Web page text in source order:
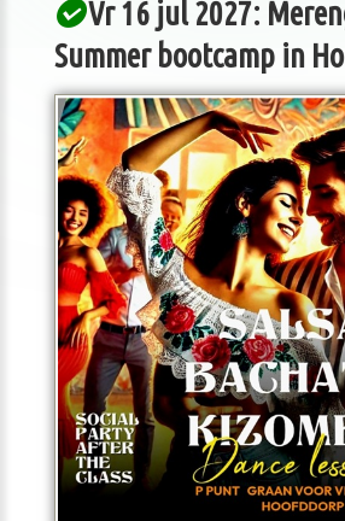
Vr 16 jul 2027:
Summer bootcamp in